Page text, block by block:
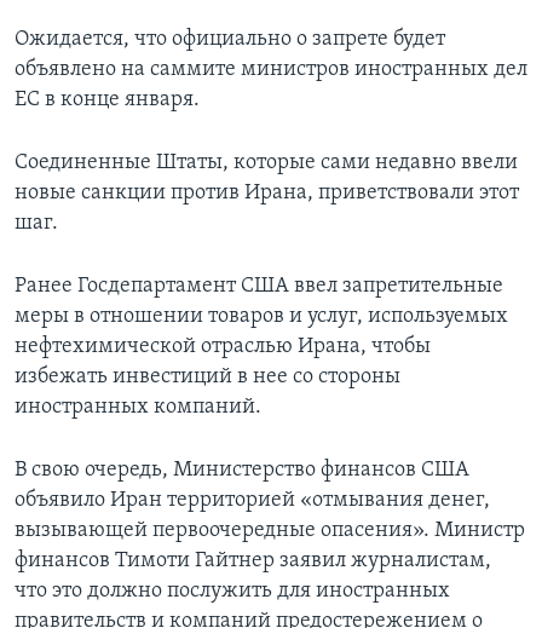
Ожидается, что официально о запрете будет
объявлено на саммите министров иностранных дел
ЕС в конце января.
Соединенные Штаты, которые сами недавно ввели
новые санкции против Ирана, приветствовали этот
шаг.
Ранее Госдепартамент США ввел запретительные
меры в отношении товаров и услуг, используемых
нефтехимической отраслью Ирана, чтобы
избежать инвестиций в нее со стороны
иностранных компаний.
В свою очередь, Министерство финансов США
объявило Иран территорией «отмывания денег,
вызывающей первоочередные опасения». Министр
финансов Тимоти Гайтнер заявил журналистам,
что это должно послужить для иностранных
правительств и компаний предостережением о